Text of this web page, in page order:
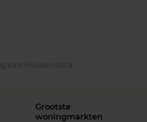
Grootste
woningmarkten